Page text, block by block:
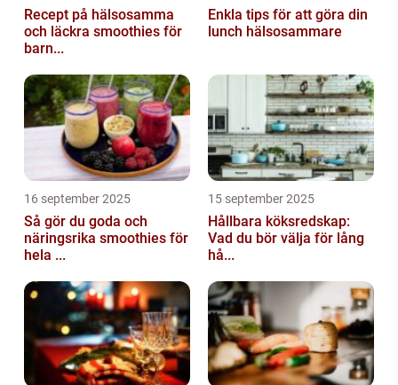
Recept på hälsosamma
och läckra smoothies för
barn...
Enkla tips för att göra din
lunch hälsosammare
16 september 2025
Så gör du goda och
näringsrika smoothies för
hela ...
15 september 2025
Hållbara köksredskap:
Vad du bör välja för lång
hå...